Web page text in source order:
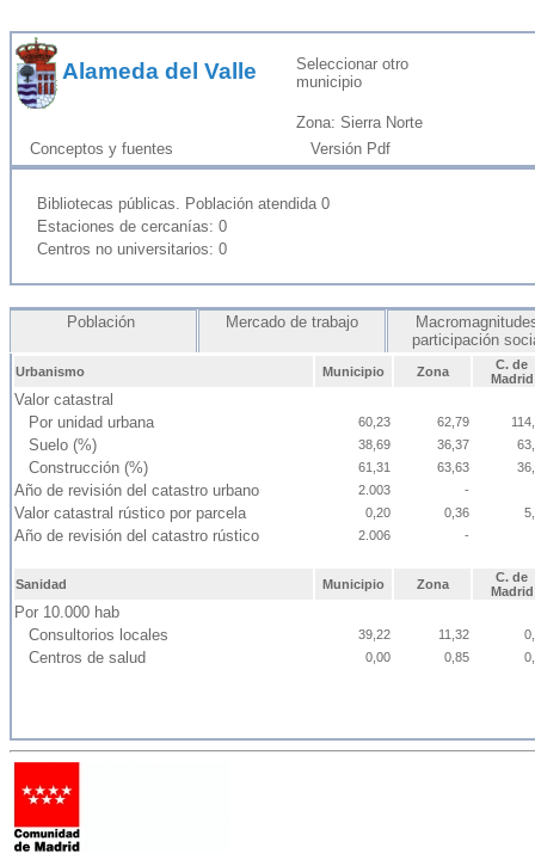
Alameda del Valle
Seleccionar otro
municipio
Zona: Sierra Norte
Conceptos y fuentes
Versión Pdf
Bibliotecas públicas. Población atendida 0
Estaciones de cercanías: 0
Centros no universitarios: 0
Población Mercado de trabajo
participación
Urbanismo Municipio Zona
C. de
Madrid
Valor catastral
Por unidad urbana
60,23 62,79
Suelo (%) 38,69 36,37
Construcción (%) 61,31 63,63
Año de revisión del catastro urbano 2.003 -
Valor catastral rústico por parcela 0,20 0,36
Año de revisión del catastro rústico 2.006 -
Sanidad Municipio Zona
C. de
Madrid
Por 10.000 hab
Consultorios locales
39,22 11,32
Centros de salud 0,00 0,85